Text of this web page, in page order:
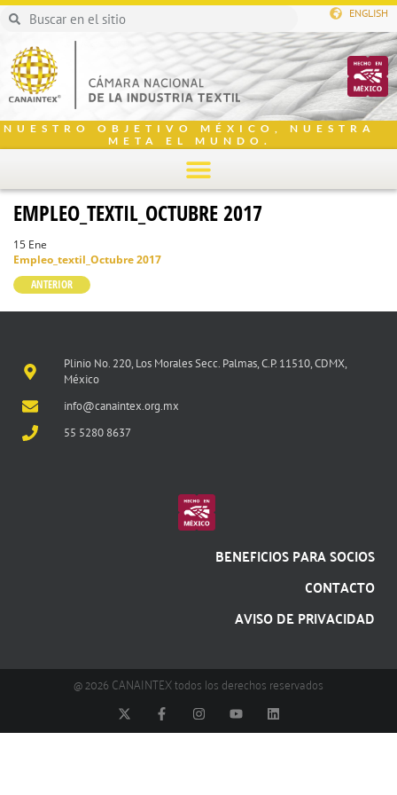
ENGLISH
NUESTRO OBJETIVO MÉXICO, NUESTRA
META EL MUNDO.
EMPLEO_TEXTIL_OCTUBRE 2017
15 Ene
Empleo_textil_Octubre 2017
ANTERIOR
Plinio No. 220, Los Morales Secc. Palmas, C.P. 11510, CDMX,
México
info@canaintex.org.mx
55 5280 8637
BENEFICIOS PARA SOCIOS
CONTACTO
AVISO DE PRIVACIDAD
@ 2026 CANAINTEX todos los derechos reservados